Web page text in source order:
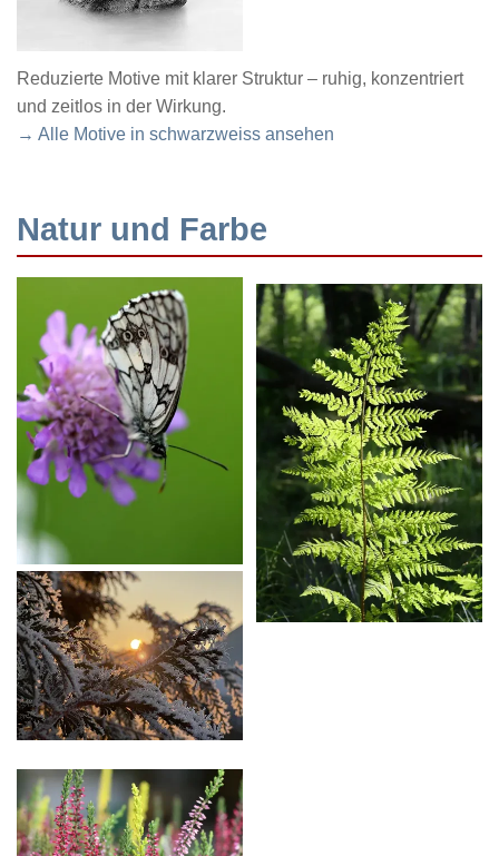
Reduzierte Motive mit klarer Struktur – ruhig, konzentriert
und zeitlos in der Wirkung.
→ Alle Motive in schwarzweiss ansehen
Natur und Farbe